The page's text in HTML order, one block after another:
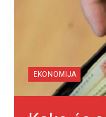
EKONOMIJA